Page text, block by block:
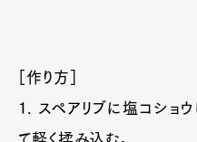
［作り方］
1. スペアリブに塩コショウ
て軽く揉み込む。